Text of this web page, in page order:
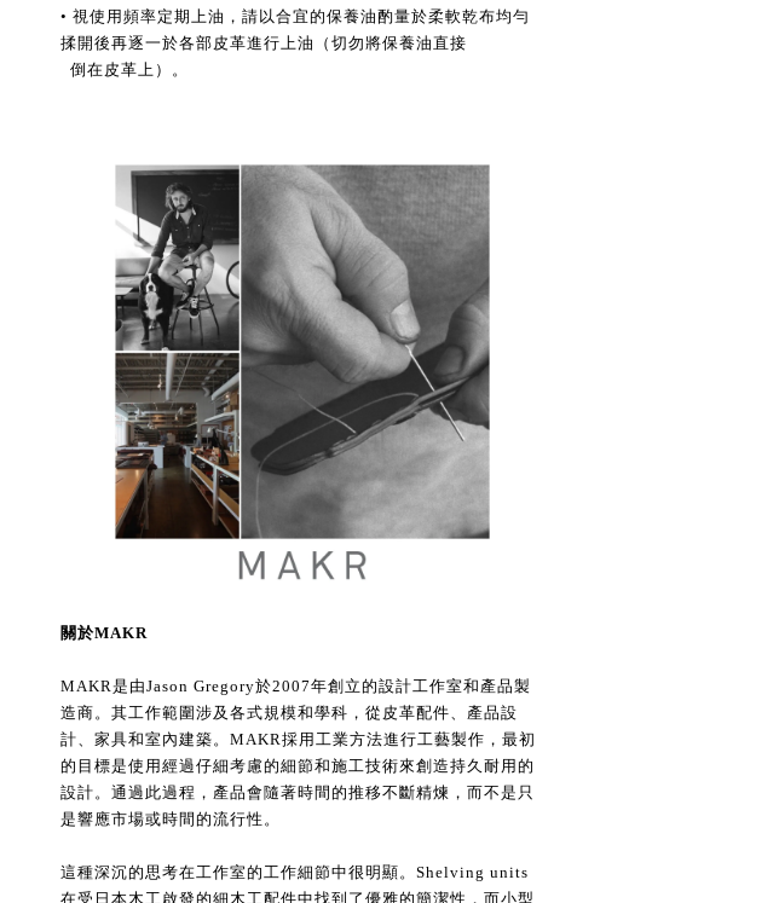
• 視使用頻率定期上油，請以合宜的保養油酌量於柔軟乾布均勻
揉開後再逐一於各部皮革進行上油（切勿將保養油直接
倒在皮革上）。
關於MAKR
MAKR是由Jason Gregory於2007年創立的設計工作室和產品製
造商。其工作範圍涉及各式規模和學科，從皮革配件、產品設
計、家具和室內建築。MAKR採用工業方法進行工藝製作，最初
的目標是使用經過仔細考慮的細節和施工技術來創造持久耐用的
設計。通過此過程，產品會隨著時間的推移不斷精煉，而不是只
是響應市場或時間的流行性。
這種深沉的思考在工作室的工作細節中很明顯。Shelving units
在受日本木工啟發的細木工配件中找到了優雅的簡潔性，而小型